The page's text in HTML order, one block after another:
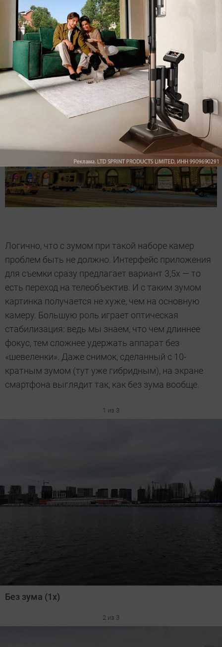
Ночной режим работает безупречно. Главное —
зафиксировать смартфон на пару секунд, чтобы не
получить смазанный кадр.
Логично, что с зумом при такой наборе камер
проблем быть не должно. Интерфейс приложения
для съемки сразу предлагает вариант 3,5х — то
есть переход на телеобъектив. И с таким зумом
картинка получается не хуже, чем на основную
камеру. Большую роль играет оптическая
стабилизация: ведь мы знаем, что чем длиннее
фокус, тем сложнее удержать аппарат без
«шевеленки». Даже снимок, сделанный с 10-
кратным зумом (тут уже гибридным), на экране
смартфона выглядит так, как без зума вообще.
1 из 3
Без зума (1х)
2 из 3